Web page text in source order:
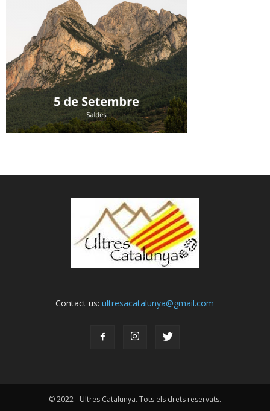
Contact us:ultresacatalunya@gmail.com
© 2022 - Ultres Catalunya. Tots els drets reservats.